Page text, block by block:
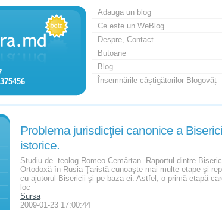
375456
Adauga un blog
Ce este un WeBlog
Despre, Contact
Butoane
Blog
Însemnările câștigătorilor Blogovăț
Problema jurisdicţiei canonice a
istorice.
Studiu de teolog Romeo Cemârtan. Raportul dintre
Ortodoxă în Rusia Ţaristă cunoaşte mai multe etape şi
cu ajutorul Bisericii şi pe baza ei. Astfel, o primă etapă
loc
Sursa
2009-01-23 17:00:44